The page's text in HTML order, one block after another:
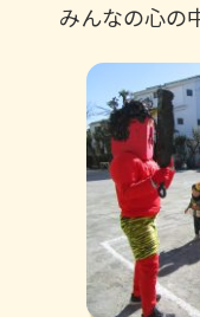
みんなの心の